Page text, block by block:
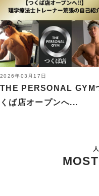
2026年03月17日
THE PERSONAL GYM
くば店オープンへ...